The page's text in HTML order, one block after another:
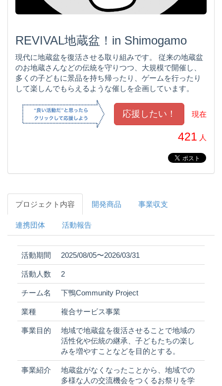
REVIVAL地蔵盆！in Shimogamo
現代に地蔵盆を復活させる取り組みです。 従来の地蔵盆
のお地蔵さんなどの伝統を守りつつ、大規模で開催し、
多くの子どもに景品を持ち帰ったり、ゲームを行ったり
して楽しんでもらえるような催しを企画しています。
現在
421 人
プロジェクト内容 開発商品 事業収支
連携団体 活動報告
活動期間 2025/08/05〜2026/03/31
活動人数 2
チーム名 下鴨Community Project
業種 複合サービス事業
事業目的
地域で地蔵盆を復活させることで地域の
活性化や伝統の継承、子どもたちの楽し
みを増やすことなどを目的とする。
事業紹介
地蔵盆がなくなったことから、地域での
多様な人の交流機会をつくるお祭りを学